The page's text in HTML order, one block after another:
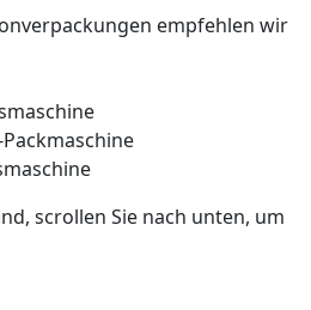
empfehlen wir
scrollen Sie nach unten, um